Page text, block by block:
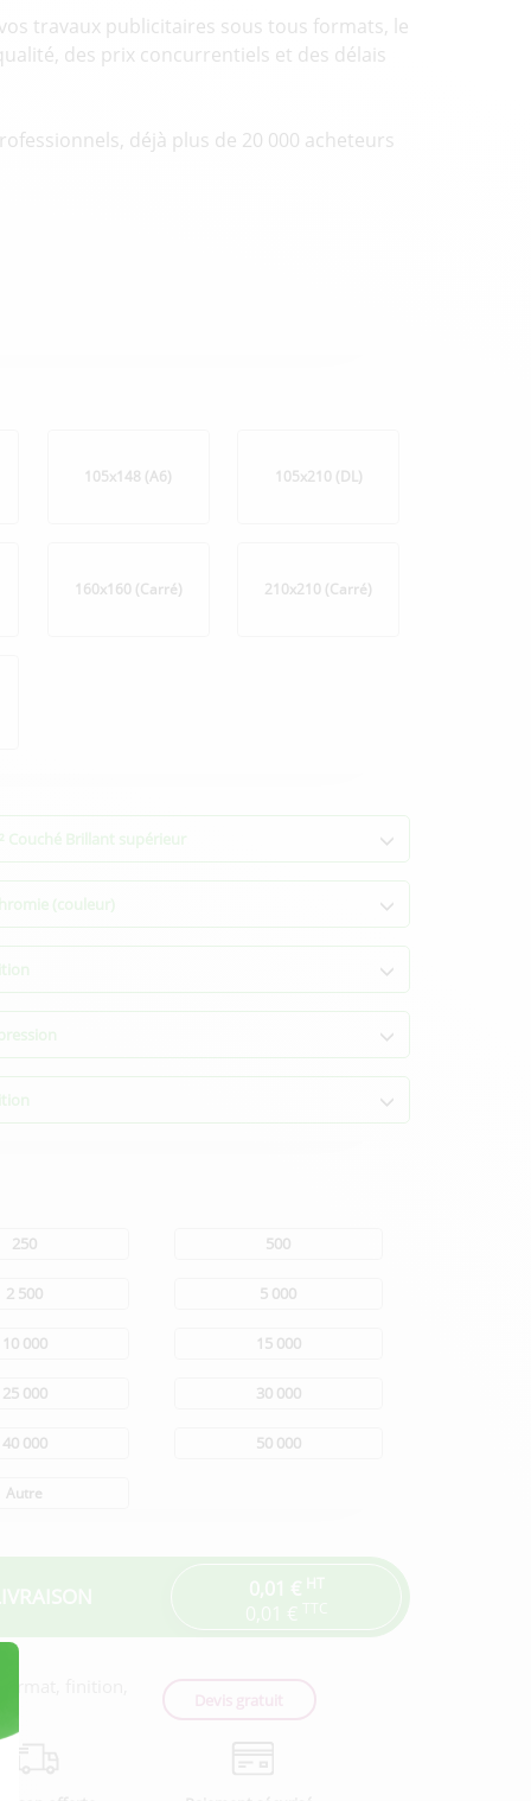
travaux publicitaires sous tous formats, le
des prix concurrentiels et des délais
déjà plus de 20 000 acheteurs
105x148 (A6) 105x210 (DL)
160x160 (Carré) 210x210 (Carré)
250 500
2 500 5 000
10 000 15 000
25 000 30 000
40 000 50 000
Autre
finition,